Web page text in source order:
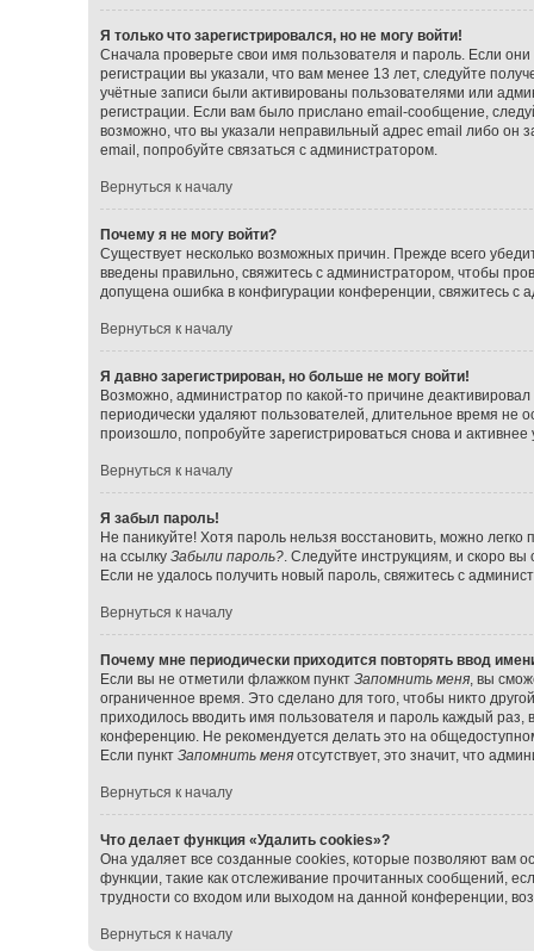
Я только что зарегистрировался, но не могу войти!
Сначала проверьте свои имя пользователя и пароль. Если
регистрации вы указали, что вам менее 13 лет, следуйте
учётные записи были активированы пользователями или
регистрации. Если вам было прислано email-сообщение,
возможно, что вы указали неправильный адрес email либо он
email, попробуйте связаться с администратором.
Вернуться к началу
Почему я не могу войти?
Существует несколько возможных причин. Прежде всего
введены правильно, свяжитесь с администратором, чтобы
допущена ошибка в конфигурации конференции, свяжитесь с
Вернуться к началу
Я давно зарегистрирован, но больше не могу войти!
Возможно, администратор по какой-то причине
периодически удаляют пользователей, длительное время
произошло, попробуйте зарегистрироваться снова и активнее
Вернуться к началу
Я забыл пароль!
Не паникуйте! Хотя пароль нельзя восстановить, можно
на ссылку Забыли пароль?. Следуйте инструкциям, и скоро
Если не удалось получить новый пароль, свяжитесь с
Вернуться к началу
Почему мне периодически приходится повторять ввод
Если вы не отметили флажком пункт Запомнить меня, вы
ограниченное время. Это сделано для того, чтобы никто
приходилось вводить имя пользователя и пароль каждый
конференцию. Не рекомендуется делать это на
Если пункт Запомнить меняотсутствует, это значит, что
Вернуться к началу
Что делает функция «Удалить cookies»?
Она удаляет все созданные cookies, которые позволяют вам
функции, такие как отслеживание прочитанных сообщений,
трудности со входом или выходом на данной конференции,
Вернуться к началу